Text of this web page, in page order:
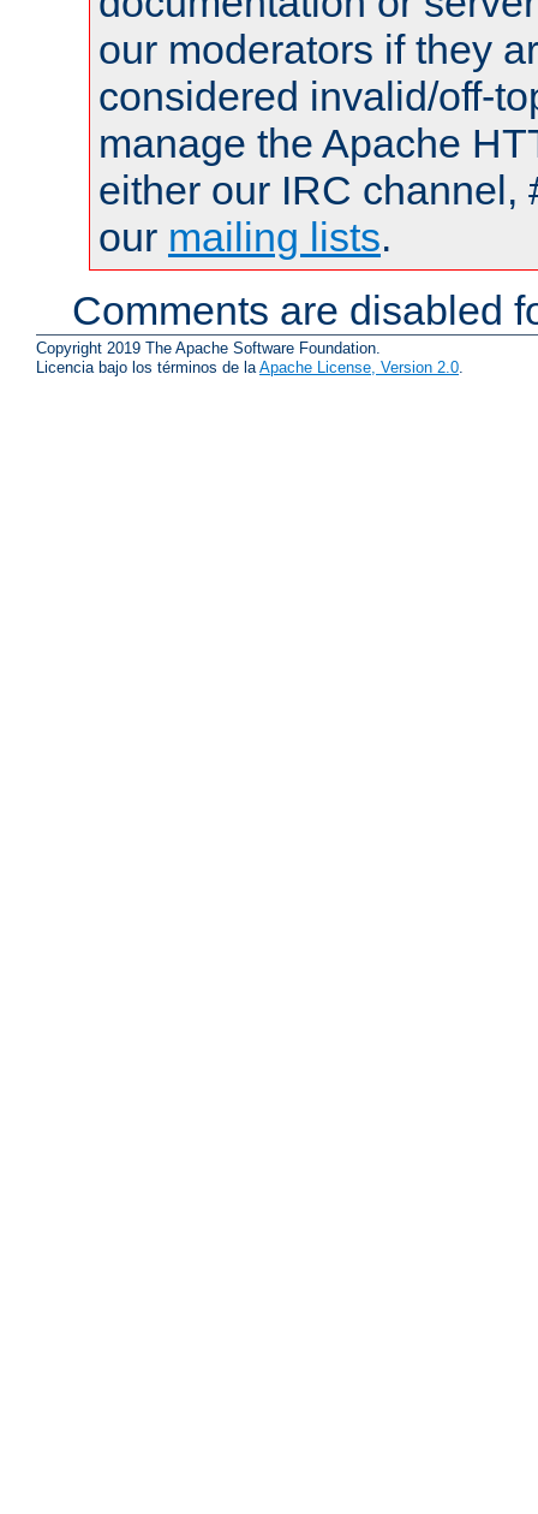
our moderators if they
considered invalid/off-
manage the Apache
either our IRC channel,
our mailing lists.
Comments are disabled
Copyright 2019 The Apache Software Foundation.
Licencia bajo los términos de la Apache License, Version 2.0